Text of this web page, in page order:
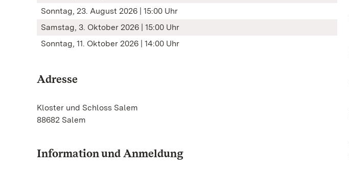
Sonntag, 23. August 2026 | 15:00 Uhr
Samstag, 3. Oktober 2026 | 15:00 Uhr
Sonntag, 11. Oktober 2026 | 14:00 Uhr
Adresse
Kloster und Schloss Salem
88682 Salem
Information und Anmeldung